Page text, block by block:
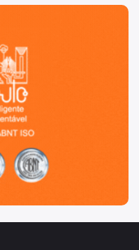
e sustentável